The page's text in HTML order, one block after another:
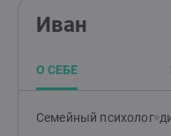
Иван
О СЕБЕ
Семейный психолог